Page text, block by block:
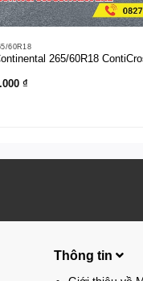
60R18
265/60R18
₫
Thông tin